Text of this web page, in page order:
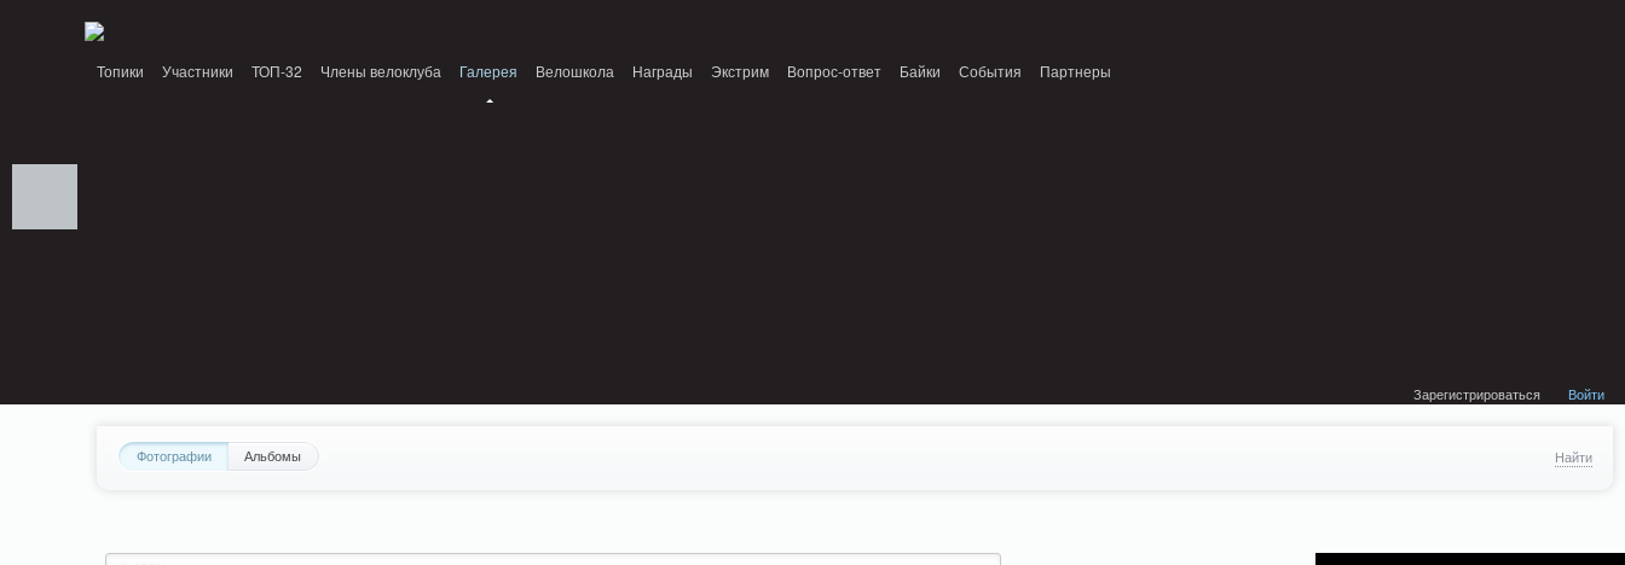
Топики Участники ТОП-32 Члены велоклуба Галерея Велошкола Награды Экстрим Вопрос-ответ Байки События Партнеры
Зарегистрироваться Войти
Фотографии Альбомы Найти